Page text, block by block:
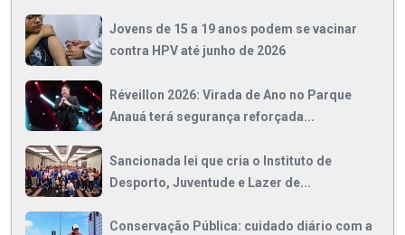
Jovens de 15 a 19 anos podem se vacinar
contra HPV até junho de 2026
Réveillon 2026: Virada de Ano no Parque
Anauá terá segurança reforçada...
Sancionada lei que cria o Instituto de
Desporto, Juventude e Lazer de...
Conservação Pública: cuidado diário com a